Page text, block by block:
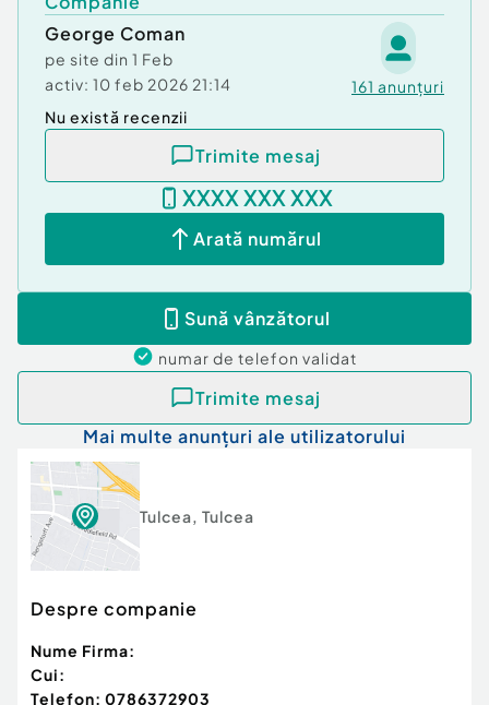
George Coman
pe site din 1 Feb
activ: 10 feb 2026 21:14 161 anunțuri
Nu există recenzii
Trimite mesaj
XXXX XXX XXX
Arată numărul
Sună vânzătorul
numar de telefon validat
Trimite mesaj
Mai multe anunțuri ale utilizatorului
Tulcea, Tulcea
Despre companie
Nume Firma:
Cui:
Telefon: 0786372903